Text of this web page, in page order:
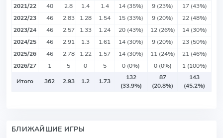
2021/22
40 2.8 1.4 1.4 14 (35%) 9 (23%)
17 (43%)
2022/23
46 2.83 1.28 1.54 15 (33%) 9 (20%)
22 (48%)
2023/24
46 2.57 1.33 1.24 20 (43%) 12 (26%)
14 (30%)
2024/25
46 2.91 1.3 1.61 14 (30%) 9 (20%)
23 (50%)
2025/26
46 2.78 1.22 1.57 14 (30%) 11 (24%)
21 (46%)
2026/27
1 5 0 5 0 (0%) 0 (0%)
1 (100%)
Итого
362 2.93 1.2 1.73
132
(33.9%)
87
(20.8%)
143
(45.2%)
БЛИЖАЙШИЕ ИГРЫ